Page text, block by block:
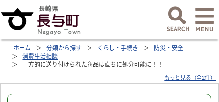
ホーム 分類から探す くらし・手続き
防災・安全
消費生活相談
一方的に送り付けられた商品は直ちに処分可能に！！
もっと見る（全2件）